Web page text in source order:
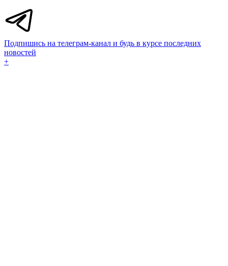
Подпишись на телеграм-канал и будь в курсе последних
новостей
+